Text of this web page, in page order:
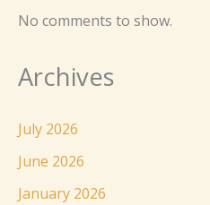
No comments to show.
Archives
July 2026
June 2026
January 2026